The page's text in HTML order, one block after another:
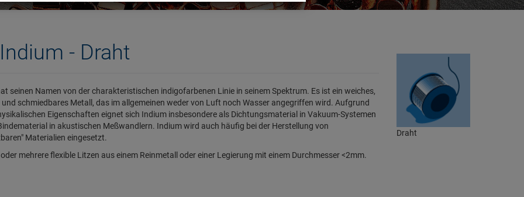
Indium - Draht
seinen Namen von der charakteristischen indigofarbenen Linie in seinem Spektrum. Es ist ein weiches,
schmiedbares Metall, das im allgemeinen weder von Luft noch Wasser angegriffen wird. Aufgrund
Eigenschaften eignet sich Indium insbesondere als Dichtungsmaterial in Vakuum-Systemen
in akustischen Meßwandlern. Indium wird auch häufig bei der Herstellung von
Materialien eingesetzt.
oder mehrere flexible Litzen aus einem Reinmetall oder einer Legierung mit einem Durchmesser <2mm.
Draht